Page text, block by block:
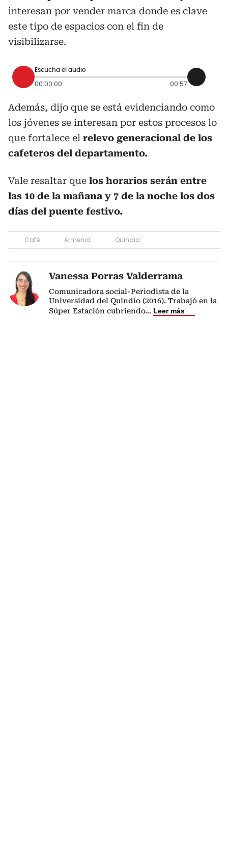
interesan por vender marca donde es clave
este tipo de espacios con el fin de
visibilizarse.
Escucha el audio
00:00:00 00:57
Además, dijo que se está evidenciando como
los jóvenes se interesan por estos procesos lo
que fortalece el relevo generacional de los
cafeteros del departamento.
Vale resaltar que los horarios serán entre
las 10 de la mañana y 7 de la noche los dos
días del puente festivo.
Café Armenia Quindio
Vanessa Porras Valderrama
Comunicadora social-Periodista de la
Universidad del Quindío (2016). Trabajó en la
Súper Estación cubriendo... Leer más